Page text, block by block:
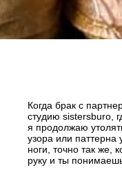
Когда брак с
студию sistersburo,
я продолжаю
узора или
ноги, точно так же,
руку и ты